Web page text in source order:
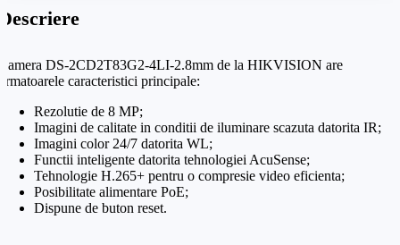
Email*
Telefon*
Mesaj (cantitate, termen, alte detalii)
Cantitate (bucăți)
Email*
Telefon*
Cerințele tale (proiect, buget, termen, alte produse)
DS-2CD2T83G2-4LI-2.8mm de la HIKVISION are
caracteristici principale:
Rezolutie de 8 MP;
Imagini de calitate in conditii de iluminare scazuta datorita IR;
Imagini color 24/7 datorita WL;
Functii inteligente datorita tehnologiei AcuSense;
Tehnologie H.265+ pentru o compresie video eficienta;
Posibilitate alimentare PoE;
Dispune de buton reset.